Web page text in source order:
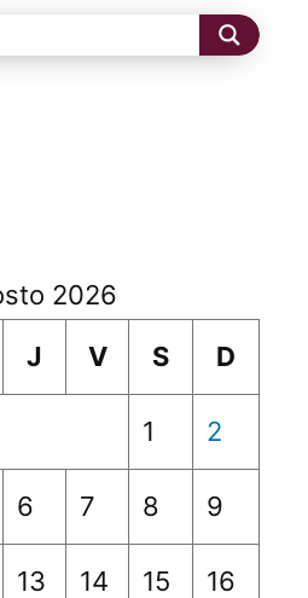
2026
J V S D
1 2
6 7 8 9
13 14 15 16